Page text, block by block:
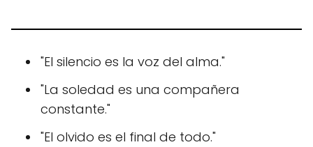
"El silencio es la voz del alma."
"La soledad es una compañera
constante."
"El olvido es el final de todo."